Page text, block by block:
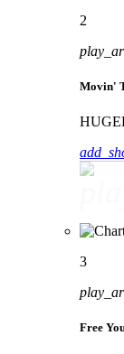
2
Movin'
3
Free